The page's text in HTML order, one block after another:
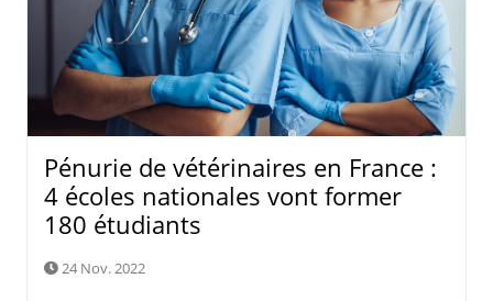
Pénurie de vétérinaires en France :
4 écoles nationales vont former
180 étudiants
24 Nov. 2022